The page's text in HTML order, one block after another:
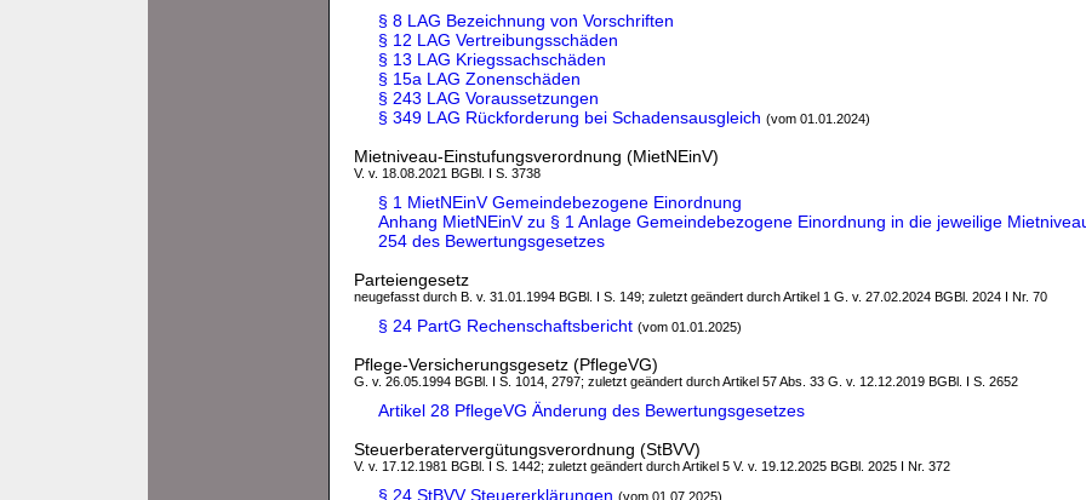
§ 8 LAG Bezeichnung von Vorschriften
§ 12 LAG Vertreibungsschäden
§ 13 LAG Kriegssachschäden
§ 15a LAG Zonenschäden
§ 243 LAG Voraussetzungen
§ 349 LAG Rückforderung bei Schadensausgleich (vom 01.01.2024)
Mietniveau-Einstufungsverordnung (MietNEinV)
V. v. 18.08.2021 BGBl. I S. 3738
§ 1 MietNEinV Gemeindebezogene Einordnung
Anhang MietNEinV zu § 1 Anlage Gemeindebezogene Einordnung in die jeweilige
254 des Bewertungsgesetzes
Parteiengesetz
neugefasst durch B. v. 31.01.1994 BGBl. I S. 149; zuletzt geändert durch Artikel 1 G. v. 27.02.2024 BGBl. 2024 I Nr. 70
§ 24 PartG Rechenschaftsbericht (vom 01.01.2025)
Pflege-Versicherungsgesetz (PflegeVG)
G. v. 26.05.1994 BGBl. I S. 1014, 2797; zuletzt geändert durch Artikel 57 Abs. 33 G. v. 12.12.2019 BGBl. I S. 2652
Artikel 28 PflegeVG Änderung des Bewertungsgesetzes
Steuerberatervergütungsverordnung (StBVV)
V. v. 17.12.1981 BGBl. I S. 1442; zuletzt geändert durch Artikel 5 V. v. 19.12.2025 BGBl. 2025 I Nr. 372
§ 24 StBVV Steuererklärungen (vom 01.07.2025)